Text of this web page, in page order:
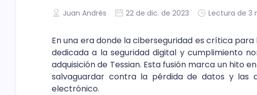
Juan Andrés 22 de dic. de 2023 Lectura de 3
En una era donde la ciberseguridad es crítica
dedicada a la seguridad digital y cumplimiento
adquisición de Tessian. Esta fusión marca un hito
salvaguardar contra la pérdida de datos y las
electrónico.